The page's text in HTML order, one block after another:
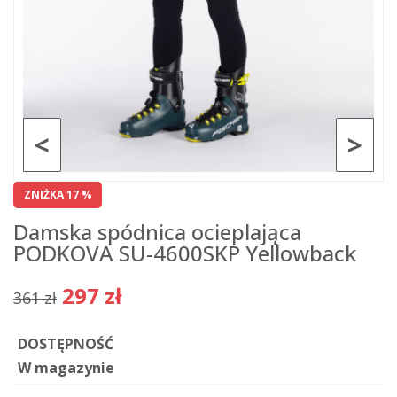
>
<
ZNIŻKA 17 %
Damska spódnica ocieplająca
PODKOVA SU-4600SKP Yellowback
361 zł 297 zł
DOSTĘPNOŚĆ
W magazynie